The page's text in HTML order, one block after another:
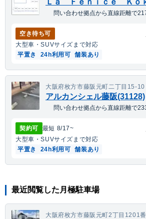
問い合わせ拠点から直線距離で
空き待ち可
大型車・SUVサイズまで対応
平置き
24h利用可 舗装あり
大阪府枚方市藤阪元町二丁目15-10
アルカンシェル藤阪(31128)
問い合わせ拠点から直線距離で
契約可 最短 8/17~
大型車・SUVサイズまで対応
平置き
24h利用可 舗装あり
最近閲覧した月極駐車場
大阪府枚方市藤阪元町2丁目1201